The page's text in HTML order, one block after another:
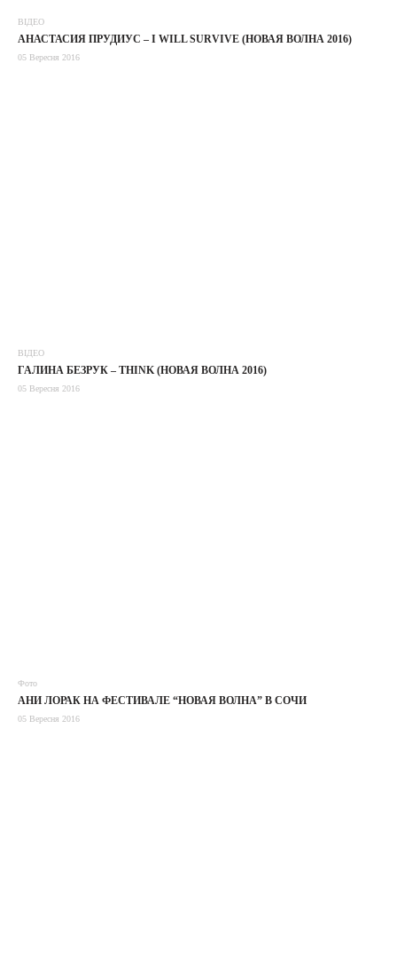
ВІДЕО
АНАСТАСИЯ ПРУДИУС – I WILL SURVIVE (НОВАЯ ВОЛНА 2016)
05 Вересня 2016
ВІДЕО
ГАЛИНА БЕЗРУК – THINK (НОВАЯ ВОЛНА 2016)
05 Вересня 2016
Фото
АНИ ЛОРАК НА ФЕСТИВАЛЕ “НОВАЯ ВОЛНА” В СОЧИ
05 Вересня 2016